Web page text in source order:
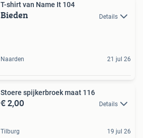
T-shirt van Name It 104
Bieden Details
Naarden 21 jul 26
Stoere spijkerbroek maat 116
€ 2,00 Details
Tilburg 19 jul 26